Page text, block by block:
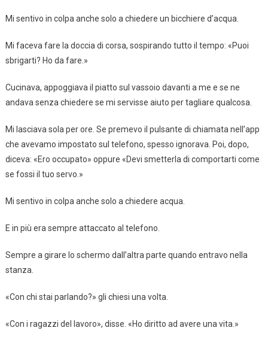
Mi sentivo in colpa anche solo a chiedere un bicchiere d’acqua.
Mi faceva fare la doccia di corsa, sospirando tutto il tempo: «Puoi
sbrigarti? Ho da fare.»
Cucinava, appoggiava il piatto sul vassoio davanti a me e se ne
andava senza chiedere se mi servisse aiuto per tagliare qualcosa.
Mi lasciava sola per ore. Se premevo il pulsante di chiamata nell’app
che avevamo impostato sul telefono, spesso ignorava. Poi, dopo,
diceva: «Ero occupato» oppure «Devi smetterla di comportarti come
se fossi il tuo servo.»
Mi sentivo in colpa anche solo a chiedere acqua.
E in più era sempre attaccato al telefono.
Sempre a girare lo schermo dall’altra parte quando entravo nella
stanza.
«Con chi stai parlando?» gli chiesi una volta.
«Con i ragazzi del lavoro», disse. «Ho diritto ad avere una vita.»